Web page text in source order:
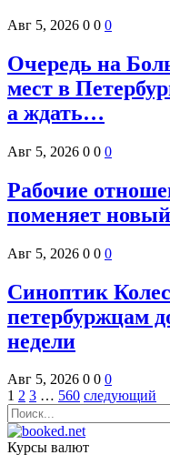
Авг 5, 2026 0 0 0
Очередь на
мест в
а ждать…
Авг 5, 2026 0 0 0
Рабочие
поменяет
Авг 5, 2026 0 0 0
Синоптик
петербуржцам
недели
Авг 5, 2026 0 0 0
1 2 3 … 560 следующий
Курсы валют